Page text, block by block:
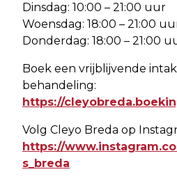
Dinsdag: 10:00 – 21:00 uur
Woensdag: 18:00 – 21:00
Donderdag: 18:00 – 21:00
Boek een vrijblijvende
behandeling:
https://
Volg Cleyo Breda op
https://
s_breda